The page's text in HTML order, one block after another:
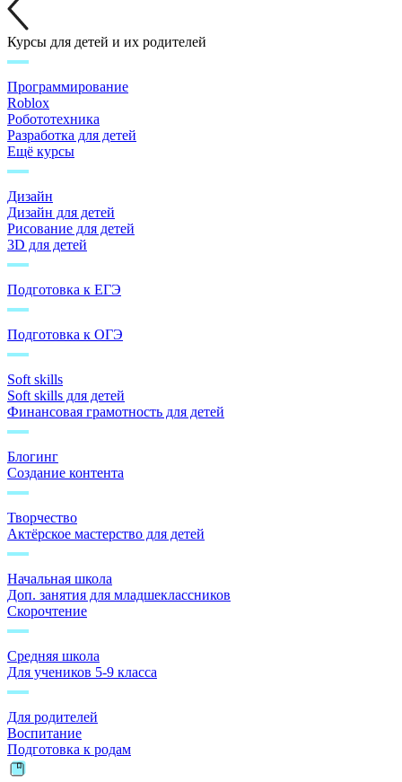
Курсы для детей и их родителей
Программирование
Roblox
Робототехника
Разработка для детей
Ещё курсы
Дизайн
Дизайн для детей
Рисование для детей
3D для детей
Подготовка к ЕГЭ
Подготовка к ОГЭ
Soft skills
Soft skills для детей
Финансовая грамотность для детей
Блогинг
Создание контента
Творчество
Актёрское мастерство для детей
Начальная школа
Доп. занятия для младшеклассников
Скорочтение
Средняя школа
Для учеников 5-9 класса
Для родителей
Воспитание
Подготовка к родам